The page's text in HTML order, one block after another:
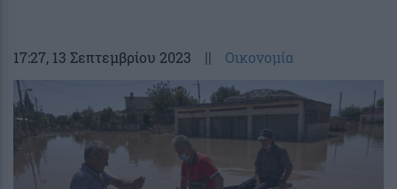
17:27, 13 Σεπτεμβρίου 2023 || Οικονομία